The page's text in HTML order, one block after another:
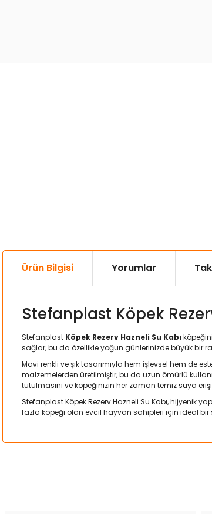
Ürün Bilgisi Yorumlar
Stefanplast Köpek
Stefanplast Köpek Rezerv Hazneli Su Kabı
sağlar, bu da özellikle yoğun günlerinizde büyük bir
Mavi renkli ve şık tasarımıyla hem işlevsel hem de
malzemelerden üretilmiştir, bu da uzun ömürlü
tutulmasını ve köpeğinizin her zaman temiz suya
Stefanplast Köpek Rezerv Hazneli Su Kabı, hijyenik
fazla köpeği olan evcil hayvan sahipleri için ideal bir